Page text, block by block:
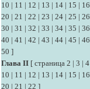
10 | 11 | 12 | 13 | 14 | 15 | 16
20 | 21 | 22 | 23 | 24 | 25 | 26
30 | 31 | 32 | 33 | 34 | 35 | 36
40 | 41 | 42 | 43 | 44 | 45 | 46
50 ]
Глава II [ страница 2 | 3 | 4
10 | 11 | 12 | 13 | 14 | 15 | 16
20 | 21 | 22 ]